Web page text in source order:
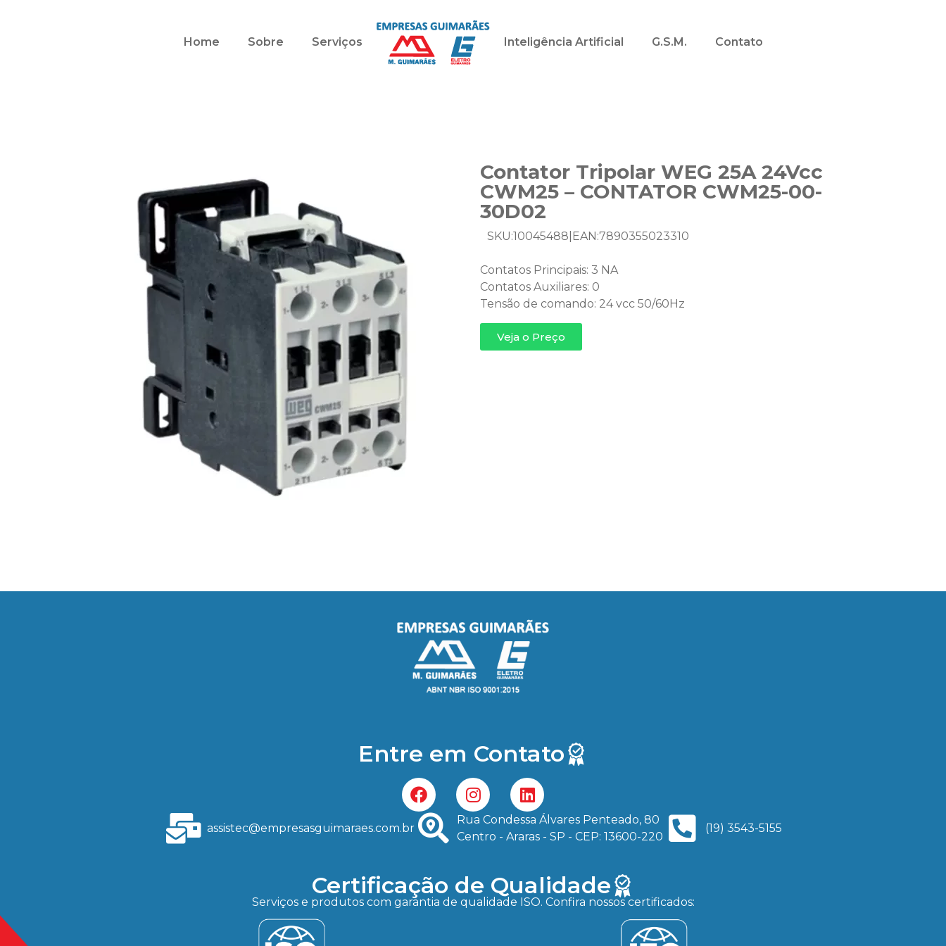
Home Sobre Serviços Inteligência Artificial G.S.M. Contato
Contator Tripolar WEG 25A 24Vcc
CWM25 – CONTATOR CWM25-00-
30D02
SKU:10045488 EAN:7890355023310
Contatos Principais: 3 NA
Contatos Auxiliares: 0
Tensão de comando: 24 vcc 50/60Hz
Veja o Preço
Entre em Contato
assistec@empresasguimaraes.com.br
Rua Condessa Álvares Penteado, 80
Centro - Araras - SP - CEP: 13600-220
(19) 3543-5155
Certificação de Qualidade
Serviços e produtos com garantia de qualidade ISO. Confira nossos certificados: